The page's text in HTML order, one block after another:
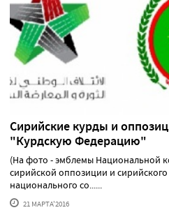
Сирийские курды и
"Курдскую Федерацию"
(На фото - эмблемы Национальной
сирийской оппозиции и сирийского
национального со......
21 МАРТА'2016